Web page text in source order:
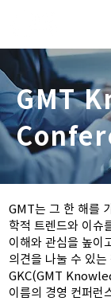
GMT
GMT는 그 한 해를
학적 트렌드와 이슈
이해와 관심을 높이
의견을 나눌 수 있
GKC(GMT
이름의 경영 컨퍼런